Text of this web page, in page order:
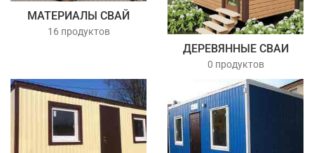
МАТЕРИАЛЫ СВАЙ
16 продуктов
ДЕРЕВЯННЫЕ СВАИ
0 продуктов